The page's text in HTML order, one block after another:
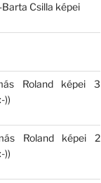
Csilla képei
Roland képei 3
))
Roland képei 2
))